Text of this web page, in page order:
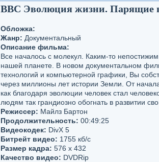
BBC Эволюция жизни. Парящие
Обложка:
Жанр: Документальный
Описание фильма:
Все началось с молекул. Каким-то
нашей планете. В новом документальном
технологий и компьютерной графики, Вы
через миллионы лет истории Земли. От
как благодаря эволюции человек стал
людям так грандиозно обогнать в развитии
Режиссер: Майлз Бартон
Продолжительность: 00:49:25
Видеокодек: DivX 5
Битрейт видео: 1755 кб/с
Размер кадра: 576 x 432
Качество видео: DVDRip